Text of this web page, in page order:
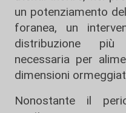
un potenziamento
foranea, un
distribuzione più
necessaria per
dimensioni
Nonostante il